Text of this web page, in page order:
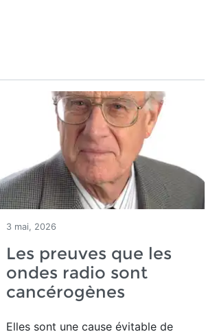
3 mai, 2026
Les preuves que les
ondes radio sont
cancérogènes
Elles sont une cause évitable de